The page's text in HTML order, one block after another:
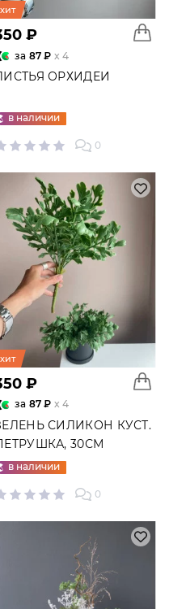
хит
₽
за 87 ₽ x 4
ОРХИДЕИ
в наличии
0
хит
₽
за 87 ₽ x 4
СИЛИКОН КУСТ.
30СМ
в наличии
0